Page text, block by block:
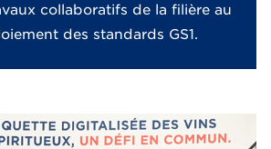
collaboratifs de la filière au
des standards GS1.